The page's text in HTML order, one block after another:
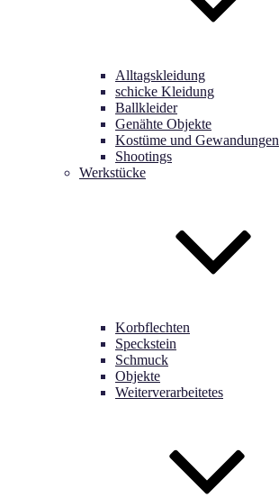
Alltagskleidung
schicke Kleidung
Ballkleider
Genähte Objekte
Kostüme und Gewandungen
Shootings
Werkstücke
Korbflechten
Speckstein
Schmuck
Objekte
Weiterverarbeitetes